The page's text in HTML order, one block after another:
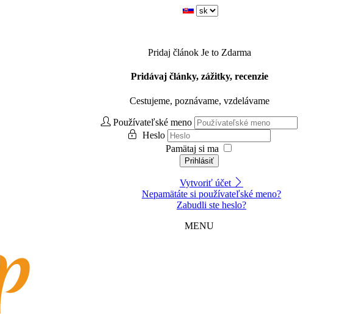
Pridaj článok Je to Zdarma
Pridávaj články, zážitky, recenzie
Cestujeme, poznávame, vzdelávame
Používateľské meno
Heslo
Pamätaj si ma
Prihlásiť
Vytvoriť účet
Nepamätáte si používateľské meno?
Zabudli ste heslo?
MENU